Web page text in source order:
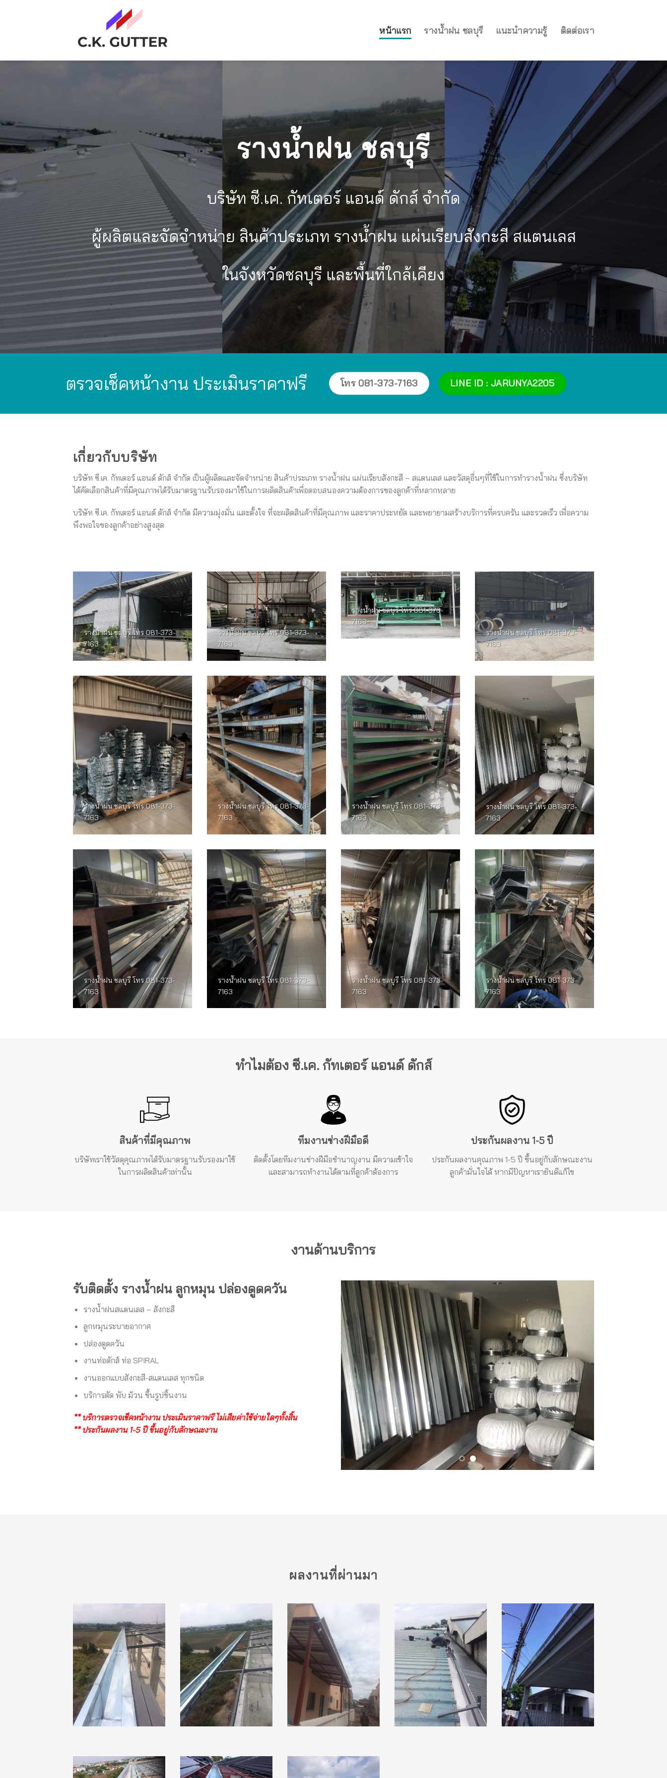
หน้าแรก รางน้ำฝน ชลบุรี แนะนำความรู้ ติดต่อเรา
รางน้ำฝน ชลบุรี
บริษัท ซี.เค. กัทเตอร์ แอนด์ ดักส์ จำกัด
ผู้ผลิตและจัดจำหน่าย สินค้าประเภท รางน้ำฝน แผ่นเรียบสังกะสี สแตนเลส
ในจังหวัดชลบุรี และพื้นที่ใกล้เคียง
ตรวจเช็คหน้างาน ประเมินราคาฟรี LINE ID : JARUNYA2205
โทร 081-373-7163
เกี่ยวกับบริษัท
บริษัท ซี.เค. กัทเตอร์ แอนด์ ดักส์ จำกัด เป็นผู้ผลิตและจัดจำหน่าย สินค้าประเภท รางน้ำฝน แผ่นเรียบสังกะสี – สแตนเลส และวัสดุอื่นๆที่ใช้ในการทำรางน้ำฝน ซึ่งบริษัท
ได้คัดเลือกสินค้าที่มีคุณภาพได้รับมาตรฐานรับรองมาใช้ในการผลิตสินค้าเพื่อตอบสนองความต้องการของลูกค้าที่หลากหลาย
บริษัท ซี.เค. กัทเตอร์ แอนด์ ดักส์ จำกัด มีความมุ่งมั่น และตั้งใจ ที่จะผลิตสินค้าที่มีคุณภาพ และราคาประหยัด และพยายามสร้างบริการที่ครบครัน และรวดเร็ว เพื่อความ
พึงพอใจของลูกค้าอย่างสูงสุด
รางน้ำฝน ชลบุรี โทร 081-373-
7163
รางน้ำฝน ชลบุรี โทร 081-373-
7163
รางน้ำฝน ชลบุรี โทร 081-373-
7163
รางน้ำฝน ชลบุรี โทร 081-373-
7163
รางน้ำฝน ชลบุรี โทร 081-373-
7163
รางน้ำฝน ชลบุรี โทร 081-373-
7163
รางน้ำฝน ชลบุรี โทร 081-373-
7163
รางน้ำฝน ชลบุรี โทร 081-373-
7163
รางน้ำฝน ชลบุรี โทร 081-373-
7163
รางน้ำฝน ชลบุรี โทร 081-373-
7163
รางน้ำฝน ชลบุรี โทร 081-373-
7163
รางน้ำฝน ชลบุรี โทร 081-373-
7163
ทำไมต้อง ซี.เค. กัทเตอร์ แอนด์ ดักส์
สินค้าที่มีคุณภาพ
บริษัทเราใช้วัสดุคุณภาพได้รับมาตรฐานรับรองมาใช้
ในการผลิตสินค้าเท่านั้น
ทีมงานช่างฝีมือดี
ติดตั้งโดยทีมงานช่างฝีมือชำนาญงาน มีความเข้าใจ
และสามารถทำงานได้ตามที่ลูกค้าต้องการ
ประกันผลงาน 1-5 ปี
ประกันผลงานคุณภาพ 1-5 ปี ขึ้นอยู่กับลักษณะงาน
ลูกค้ามั่นใจได้ หากมีปัญหาเรายินดีแก้ไข
งานด้านบริการ
รับติดตั้ง รางน้ำฝน ลูกหมุน ปล่องดูดควัน
รางน้ำฝนสแตนเลส – สังกะสี
ลูกหมุนระบายอากาศ
ปล่องดูดควัน
งานท่อดักส์ ท่อ SPIRAL
งานออกแบบสังกะสี-สแตนเลส ทุกชนิด
บริการตัด พับ ม้วน ขึ้นรูปชิ้นงาน
** บริการตรวจเช็คหน้างาน ประเมินราคาฟรี ไม่เสียค่าใช้จ่ายใดๆทั้งสิ้น
** ประกันผลงาน 1-5 ปี ขึ้นอยู่กับลักษณะงาน
ผลงานที่ผ่านมา